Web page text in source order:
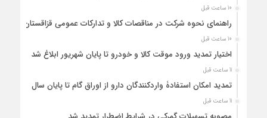
10 ساعت قبل
راهنمای نحوه شرکت در مناقصات کالا و تدارکات عمومی قزاقستان
10 ساعت قبل
اختیار تمدید ورود موقت کالا و خودرو تا پایان شهریور ابلاغ شد
11 ساعت قبل
تمدید امکان استفادۀ واردکنندگان دارو از اوراق گام تا پایان سال
11 ساعت قبل